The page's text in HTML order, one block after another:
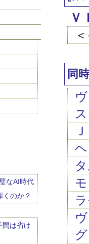
なAI時代
くのか？
は省け
Ｖ
同